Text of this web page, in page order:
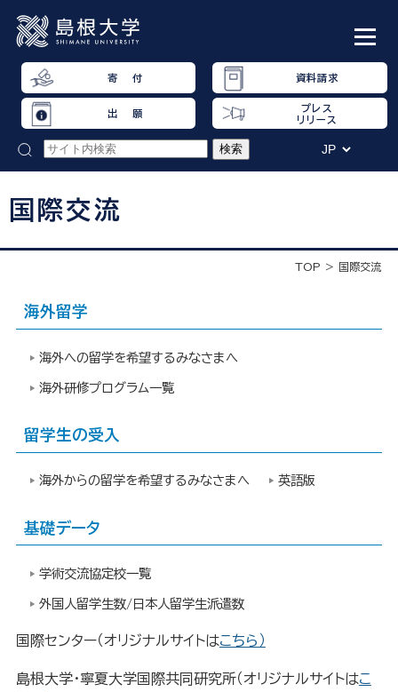
寄 付 資料請求
出 願
プレス
リリース
国際交流
TOP 国際交流
海外留学
海外への留学を希望するみなさまへ
海外研修プログラム一覧
留学生の受入
海外からの留学を希望するみなさまへ 英語版
基礎データ
学術交流協定校一覧
外国人留学生数/日本人留学生派遣数
国際センター（オリジナルサイトはこちら）
島根大学・寧夏大学国際共同研究所（オリジナルサイトはこ